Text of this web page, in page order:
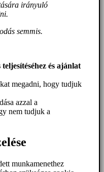
irányuló
semmis.
teljesítéséhez és ajánlat
megadni, hogy tudjuk
azzal a
nem tudjuk a
munkamenethez